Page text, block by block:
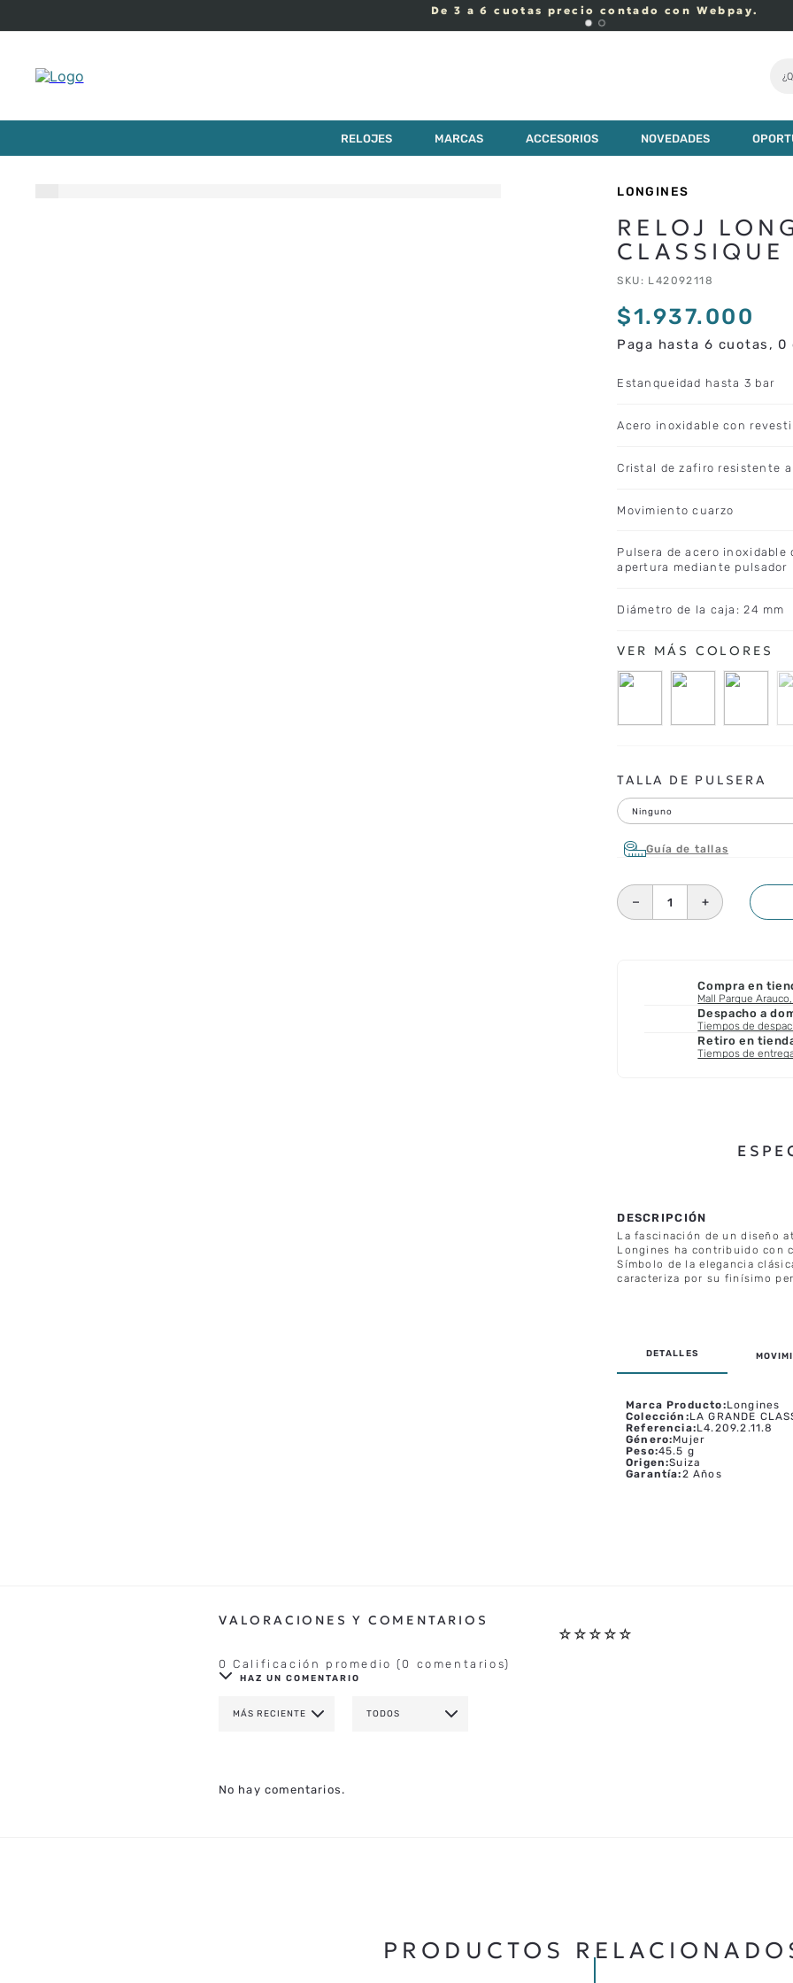
De 3 a 6 cuotas precio contado con Webpay.
RELOJES MARCAS ACCESORIOS NOVEDADES
RELOJ LONGINES LA GRANDE CLASSIQUE
LONGINES
RELOJ
CLASSIQUE
SKU : L42092118
$1.937.000
Paga hasta 6 cuotas,
Estanqueidad hasta 3 bar
Acero inoxidable con
Cristal de zafiro resistente
Movimiento cuarzo
Pulsera de acero
apertura mediante pulsador
Diámetro de la caja: 24 mm
TALLA DE PULSERA
Ninguno
Guía de tallas
＋
－
Compra en
Mall Parque
Despacho a
Tiempos de
Retiro en
Tiempos de
La fascinación de un diseño
Longines ha contribuido con
Símbolo de la elegancia
caracteriza por su finísimo
Marca Producto:Longines
Colección :LA GRANDE
Referencia:L4.209.2.11.8
Género:Mujer
Peso:45.5 g
Origen:Suiza
Garantía:2 Años
☆ ☆ ☆ ☆ ☆
0 Calificación promedio (0 comentarios)
HAZ UN COMENTARIO
TÍTULO
MÁS RECIENTE TODOS
No hay comentarios.
PRODUCTOS